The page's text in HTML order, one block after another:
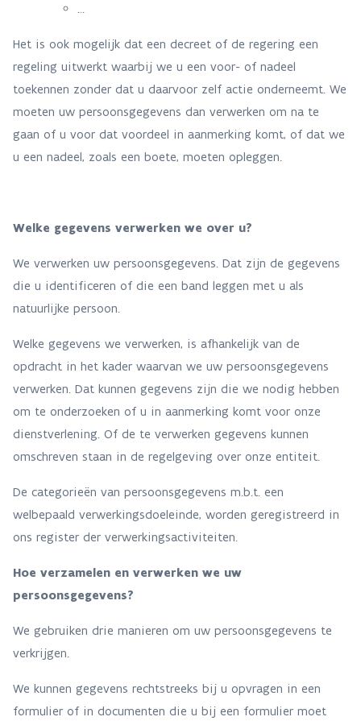
…
Het is ook mogelijk dat een decreet of de regering een
regeling uitwerkt waarbij we u een voor- of nadeel
toekennen zonder dat u daarvoor zelf actie onderneemt. We
moeten uw persoonsgegevens dan verwerken om na te
gaan of u voor dat voordeel in aanmerking komt, of dat we
u een nadeel, zoals een boete, moeten opleggen.
Welke gegevens verwerken we over u?
We verwerken uw persoonsgegevens. Dat zijn de gegevens
die u identificeren of die een band leggen met u als
natuurlijke persoon.
Welke gegevens we verwerken, is afhankelijk van de
opdracht in het kader waarvan we uw persoonsgegevens
verwerken. Dat kunnen gegevens zijn die we nodig hebben
om te onderzoeken of u in aanmerking komt voor onze
dienstverlening. Of de te verwerken gegevens kunnen
omschreven staan in de regelgeving over onze entiteit.
De categorieën van persoonsgegevens m.b.t. een
welbepaald verwerkingsdoeleinde, worden geregistreerd in
ons register der verwerkingsactiviteiten.
Hoe verzamelen en verwerken we uw
persoonsgegevens?
We gebruiken drie manieren om uw persoonsgegevens te
verkrijgen.
We kunnen gegevens rechtstreeks bij u opvragen in een
formulier of in documenten die u bij een formulier moet